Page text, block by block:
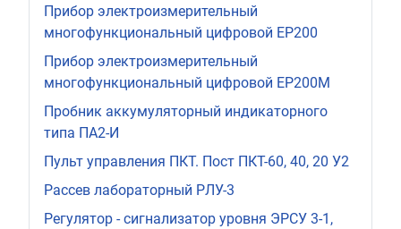
Прибор электроизмерительный
многофункциональный цифровой ЕР200
Прибор электроизмерительный
многофункциональный цифровой ЕР200М
Пробник аккумуляторный индикаторного
типа ПА2-И
Пульт управления ПКТ. Пост ПКТ-60, 40, 20 У2
Рассев лабораторный РЛУ-3
Регулятор - сигнализатор уровня ЭРСУ 3-1,